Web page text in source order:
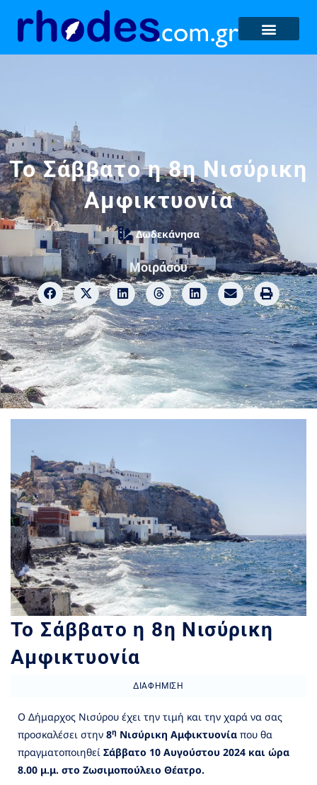
Το Σάββατο η 8η Νισύρικη
Αμφικτυονία
Δωδεκάνησα
Μοιράσου
Το Σάββατο η 8η Νισύρικη
Αμφικτυονία
ΔΙΑΦΉΜΙΣΗ
Ο Δήμαρχος Νισύρου έχει την τιμή και την χαρά να σας
προσκαλέσει στην 8η Νισύρικη Αμφικτυονία που θα
πραγματοποιηθεί Σάββατο 10 Αυγούστου 2024 και ώρα
8.00 μ.μ. στο Ζωσιμοπούλειο Θέατρο.